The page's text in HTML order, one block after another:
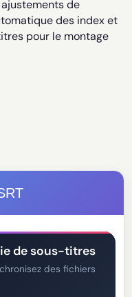
de
des index et
pour le montage
de sous-titres
des fichiers